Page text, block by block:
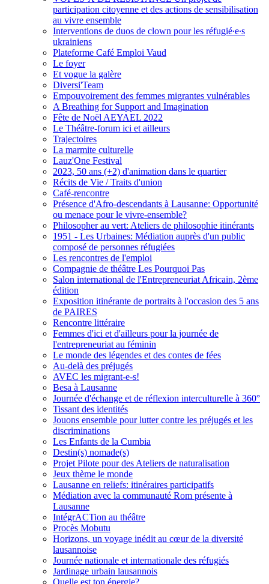
participation citoyenne et des actions de sensibilisation
au vivre ensemble
Interventions de duos de clown pour les réfugié∙e∙s
ukrainiens
Plateforme Café Emploi Vaud
Le foyer
Et vogue la galère
Diversi'Team
Empouvoirement des femmes migrantes vulnérables
A Breathing for Support and Imagination
Fête de Noël AEYAEL 2022
Le Théâtre-forum ici et ailleurs
Trajectoires
La marmite culturelle
Lauz'One Festival
2023, 50 ans (+2) d'animation dans le quartier
Récits de Vie / Traits d'union
Café-rencontre
Présence d'Afro-descendants à Lausanne: Opportunité
ou menace pour le vivre-ensemble?
Philosopher au vert: Ateliers de philosophie itinérants
1951 - Les Urbaines: Médiation auprès d'un public
composé de personnes réfugiées
Les rencontres de l'emploi
Compagnie de théâtre Les Pourquoi Pas
Salon international de l'Entrepreneuriat Africain, 2ème
édition
Exposition itinérante de portraits à l'occasion des 5 ans
de PAIRES
Rencontre littéraire
Femmes d'ici et d'ailleurs pour la journée de
l'entrepreneuriat au féminin
Le monde des légendes et des contes de fées
Au-delà des préjugés
AVEC les migrant-e-s!
Besa à Lausanne
Journée d'échange et de réflexion interculturelle à 360°
Tissant des identités
Jouons ensemble pour lutter contre les préjugés et les
discriminations
Les Enfants de la Cumbia
Destin(s) nomade(s)
Projet Pilote pour des Ateliers de naturalisation
Jeux thème le monde
Lausanne en reliefs: itinéraires participatifs
Médiation avec la communauté Rom présente à
Lausanne
IntégrACTion au théâtre
Procès Mobutu
Horizons, un voyage inédit au cœur de la diversité
lausannoise
Journée nationale et internationale des réfugiés
Jardinage urbain lausannois
Quelle est ton énergie?